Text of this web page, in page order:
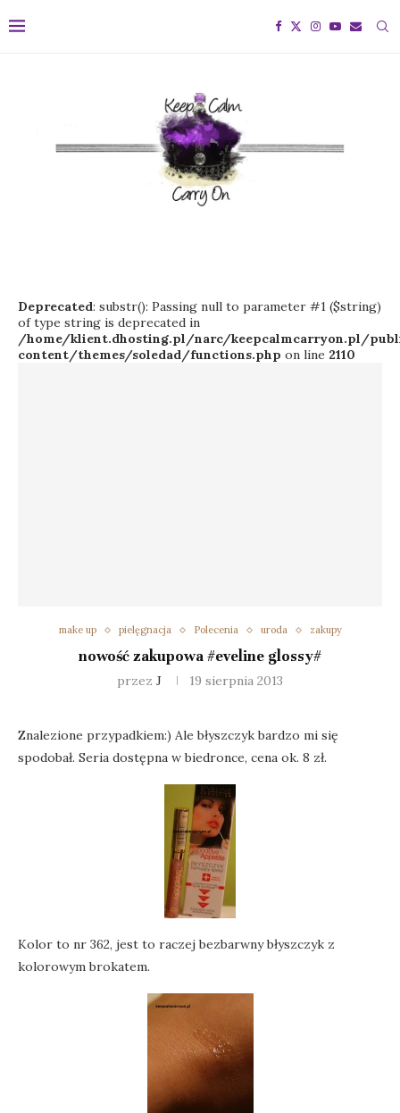
Deprecated: substr(): Passing null to parameter #1 ($string)
of type string is deprecated in
/home/klient.dhosting.pl/narc/keepcalmcarryon.pl/
content/themes/soledad/functions.php on line 2110
make up pielęgnacja Polecenia uroda zakupy
nowość zakupowa #eveline glossy#
przez J 19 sierpnia 2013
Znalezione przypadkiem:) Ale błyszczyk bardzo mi się
spodobał. Seria dostępna w biedronce, cena ok. 8 zł.
Kolor to nr 362, jest to raczej bezbarwny błyszczyk z
kolorowym brokatem.